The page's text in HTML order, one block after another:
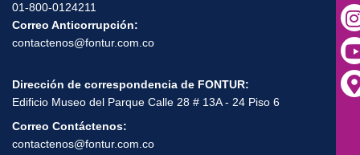
01-800-0124211
Correo Anticorrupción:
contactenos@fontur.com.co
Dirección de correspondencia de FONTUR:
Edificio Museo del Parque Calle 28 # 13A - 24 Piso 6
Correo Contáctenos:
contactenos@fontur.com.co